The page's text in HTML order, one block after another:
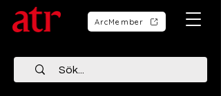
ArcMember